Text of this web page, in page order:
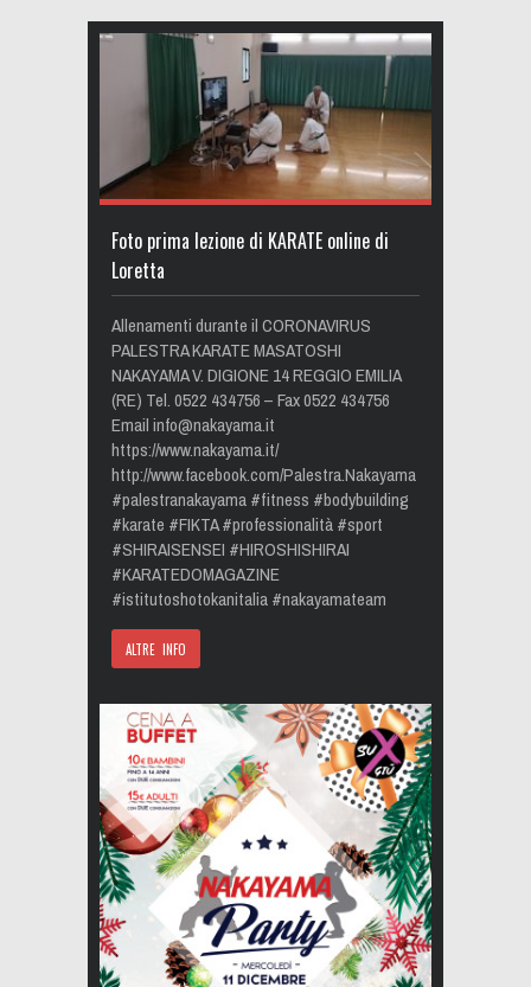
Foto prima lezione di KARATE online di
Loretta
Allenamenti durante il CORONAVIRUS
PALESTRA KARATE MASATOSHI
NAKAYAMA V. DIGIONE 14 REGGIO EMILIA
(RE) Tel. 0522 434756 – Fax 0522 434756
Emailinfo@nakayama.it
‪https://www.nakayama.it/‬
‪http://www.facebook.com/Palestra.Nakayama‬
‪#palestranakayama‬ ‪#fitness‬ ‪#bodybuilding‬
‪#karate‬ ‪#FIKTA‬ ‪#professionalità‬ ‪#sport‬
‪#SHIRAISENSEI‬ ‪#HIROSHISHIRAI‬
‪#KARATEDOMAGAZINE‬
‪#istitutoshotokanitalia #nakayamateam
ALTRE INFO